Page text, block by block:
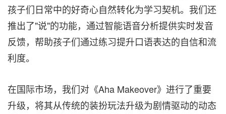
孩子们日常中的好奇心自然转化为学习契机。我们还
推出了"说"的功能，通过智能语音分析提供实时发音
反馈，帮助孩子们通过练习提升口语表达的自信和流
利度。
在国际市场，我们对《Aha Makeover》进行了重要
升级，将其从传统的装扮玩法升级为剧情驱动的动态